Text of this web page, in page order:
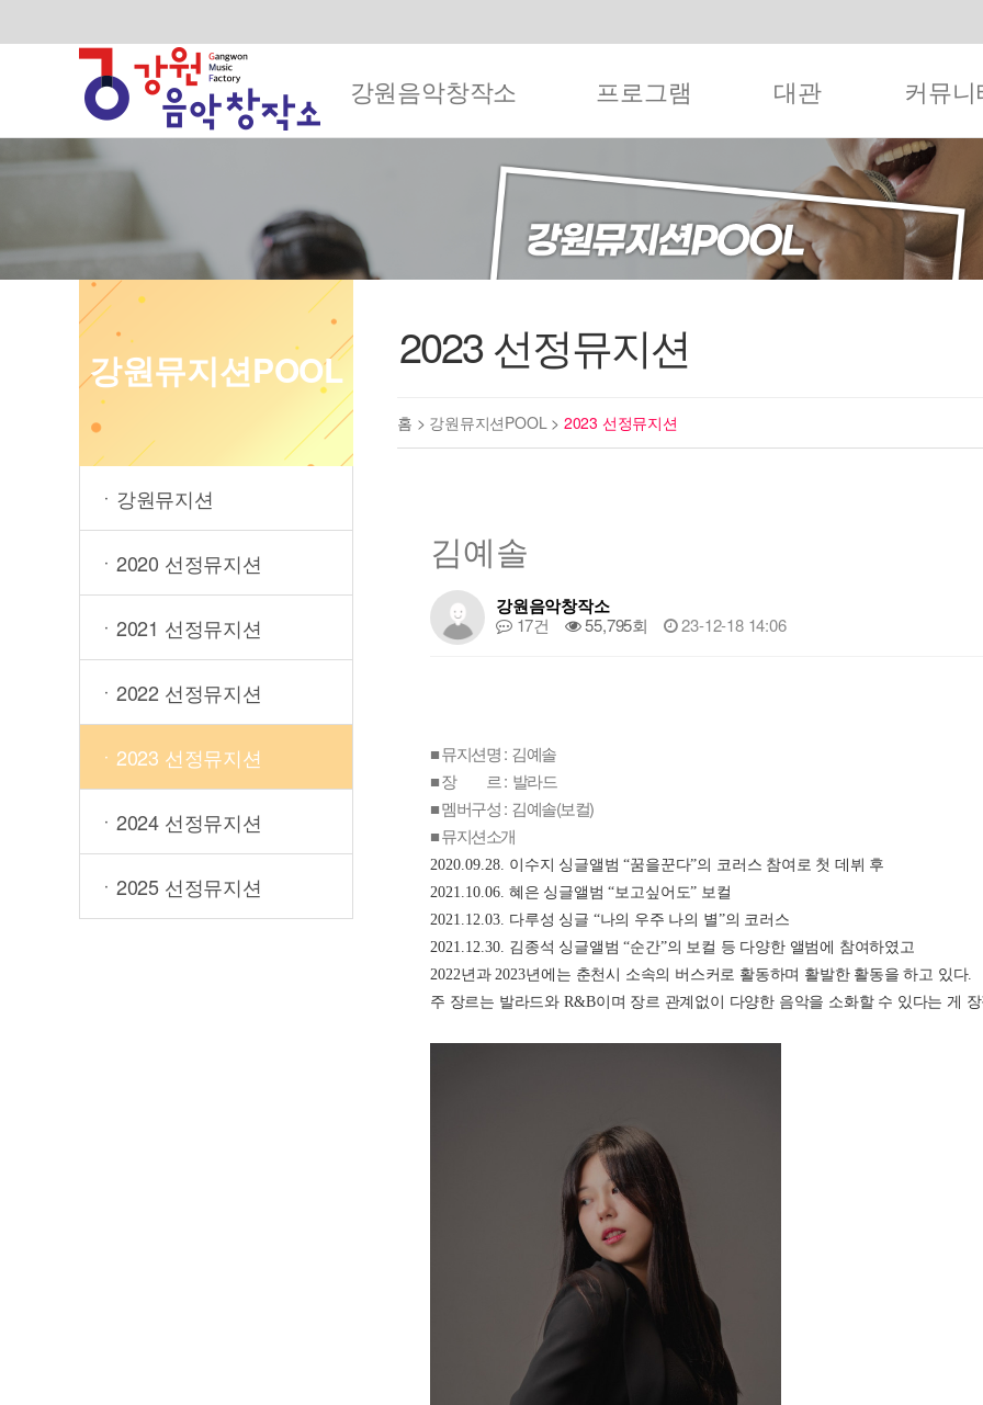
강원음악창작소 프로그램 대관 커뮤니
강원뮤지션POOL
ㆍ강원뮤지션
ㆍ2020 선정뮤지션
ㆍ2021 선정뮤지션
ㆍ2022 선정뮤지션
ㆍ2023 선정뮤지션
ㆍ2024 선정뮤지션
ㆍ2025 선정뮤지션
2023 선정뮤지션
홈 > 강원뮤지션POOL > 2023 선정뮤지션
김예솔
강원음악창작소
17건 55,795회 23-12-18 14:06
■ 뮤지션명 : 김예솔
■ 장 르 : 발라드
■ 멤버구성 : 김예솔(보컬)
■ 뮤지션소개
2020.09.28. 이수지 싱글앨범 “꿈을꾼다”의 코러스 참여로 첫 데뷔 후
2021.10.06. 혜은 싱글앨범 “보고싶어도” 보컬
2021.12.03. 다루성 싱글 “나의 우주 나의 별”의 코러스
2021.12.30. 김종석 싱글앨범 “순간”의 보컬 등 다양한 앨범에 참여하였고
2022년과 2023년에는 춘천시 소속의 버스커로 활동하며 활발한 활동을 하고 있다.
주 장르는 발라드와 R&B이며 장르 관계없이 다양한 음악을 소화할 수 있다는 게